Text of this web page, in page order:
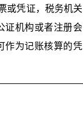
或凭证，税务机关
证机构或者注册会
作为记账核算的凭